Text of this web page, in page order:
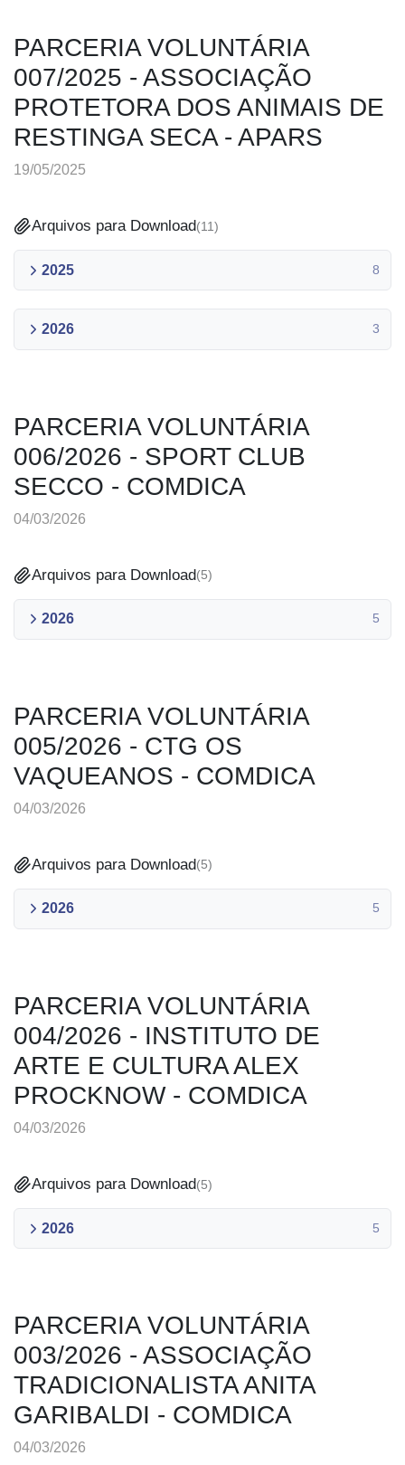
PARCERIA VOLUNTÁRIA
007/2025 - ASSOCIAÇÃO
PROTETORA DOS ANIMAIS DE
RESTINGA SECA - APARS
19/05/2025
Arquivos para Download(11)
2025 8
2026 3
PARCERIA VOLUNTÁRIA
006/2026 - SPORT CLUB
SECCO - COMDICA
04/03/2026
Arquivos para Download(5)
2026 5
PARCERIA VOLUNTÁRIA
005/2026 - CTG OS
VAQUEANOS - COMDICA
04/03/2026
Arquivos para Download(5)
2026 5
PARCERIA VOLUNTÁRIA
004/2026 - INSTITUTO DE
ARTE E CULTURA ALEX
PROCKNOW - COMDICA
04/03/2026
Arquivos para Download(5)
2026 5
PARCERIA VOLUNTÁRIA
003/2026 - ASSOCIAÇÃO
TRADICIONALISTA ANITA
GARIBALDI - COMDICA
04/03/2026